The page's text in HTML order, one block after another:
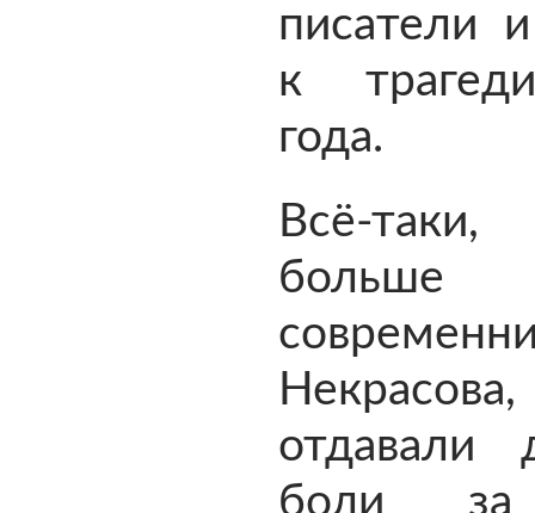
писатели
к
года.
Всё-
больше
отдавали
боли за